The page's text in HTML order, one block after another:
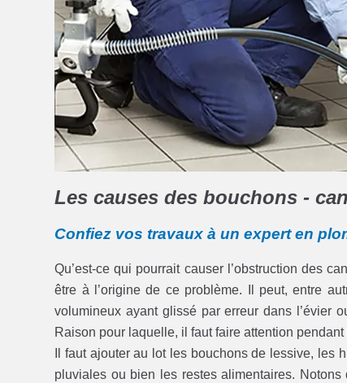
Les causes des bouchons -
Confiez vos travaux à un expert en
Qu’est-ce qui pourrait causer l’obstruction des
être à l’origine de ce problème. Il peut, entre
volumineux ayant glissé par erreur dans l’évier
Raison pour laquelle, il faut faire attention pendant
Il faut ajouter au lot les bouchons de lessive,
pluviales ou bien les restes alimentaires. Notons